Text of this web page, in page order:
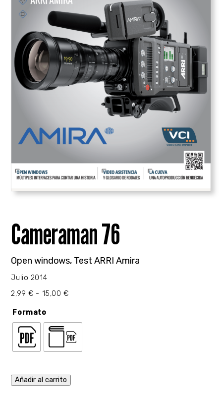
Cameraman 76
Open windows, Test ARRI Amira
Julio 2014
2,99€ - 15,00€Rango
hasta
Formato
Añadir al carrito